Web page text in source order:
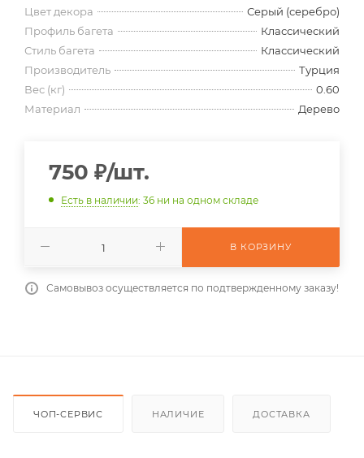
Цвет декора
Серый (серебро)
Профиль багета
Классический
Стиль багета
Классический
Производитель
Турция
Вес (кг)
0.60
Материал
Дерево
750 ₽/шт.
Есть в наличии: 36 ни на одном складе
В КОРЗИНУ
Самовывоз осуществляется по подтвержденному заказу!
ЧОП-СЕРВИС НАЛИЧИЕ ДОСТАВКА